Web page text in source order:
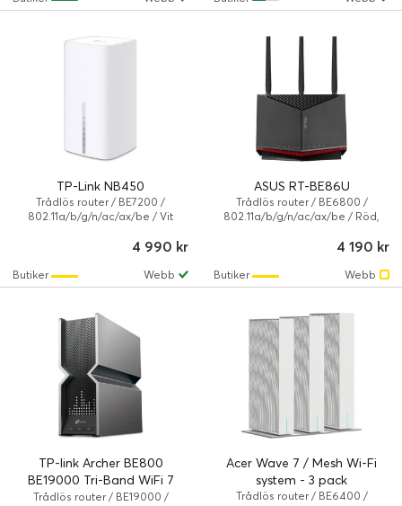
TP-Link NB450
Trådlös router / BE7200 /
802.11a/b/g/n/ac/ax/be / Vit
4 990 kr
Webb
Butiker
ASUS RT-BE86U
Trådlös router / BE6800 /
802.11a/b/g/n/ac/ax/be / Röd,
4 190 kr
Webb
Butiker
TP-link Archer BE800
BE19000 Tri-Band WiFi 7
Router
Trådlös router / BE19000 /
Acer Wave 7 / Mesh Wi-Fi
system - 3 pack
Trådlös router / BE6400 /